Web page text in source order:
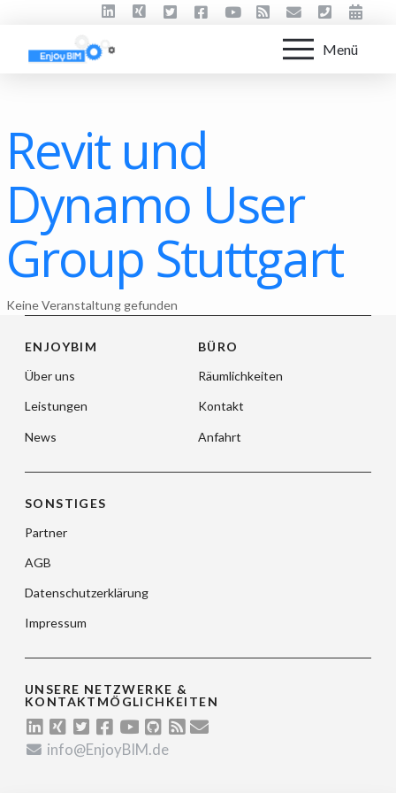
Menü
Revit und
Dynamo User
Group Stuttgart
Keine Veranstaltung gefunden
ENJOYBIM
Über uns
Leistungen
News
BÜRO
Räumlichkeiten
Kontakt
Anfahrt
SONSTIGES
Partner
AGB
Datenschutzerklärung
Impressum
UNSERE NETZWERKE &
KONTAKTMÖGLICHKEITEN
info@EnjoyBIM.de